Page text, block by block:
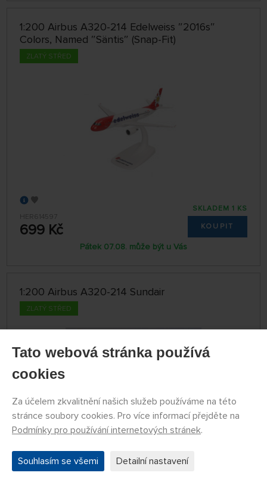
1:200 Airbus A320-214 Edelweiss ″2016s″
Colors, Named ″Säntis″ (Snap-Fit)
ZLATÝ STŘED
HER614597
699 Kč
SKLADEM 1 KS
KOUPIT
Pátek 07.08. může být u Vás
1:200 Airbus A320-214 Sundair
ZLATÝ STŘED
Tato webová stránka používá
cookies
Za účelem zkvalitnění našich služeb používáme na této
stránce soubory cookies. Pro více informací přejděte na
Podmínky pro používání internetových stránek.
Souhlasím se všemi Detailní nastavení